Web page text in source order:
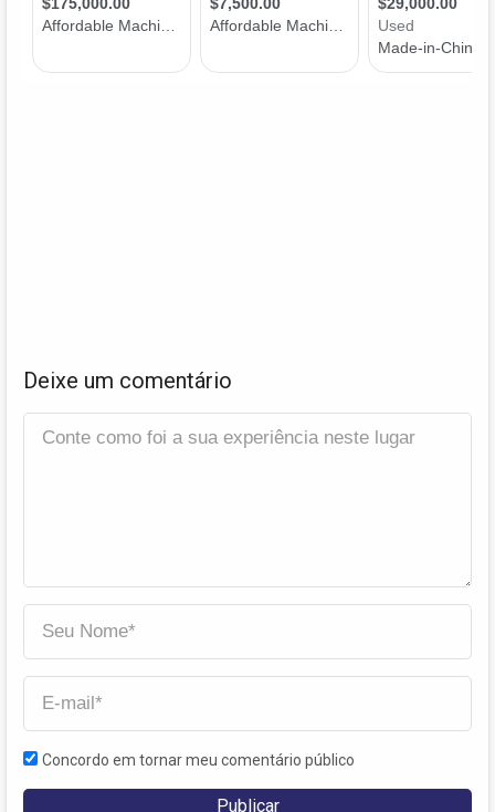
Deixe um comentário
Concordo em tornar meu comentário público